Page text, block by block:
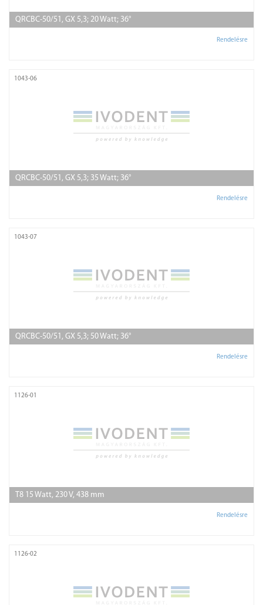
QRCBC-50/51, GX 5,3; 20 Watt; 36°
Rendelésre
1043-06
QRCBC-50/51, GX 5,3; 35 Watt; 36°
Rendelésre
1043-07
QRCBC-50/51, GX 5,3; 50 Watt; 36°
Rendelésre
1126-01
T8 15 Watt, 230 V, 438 mm
Rendelésre
1126-02